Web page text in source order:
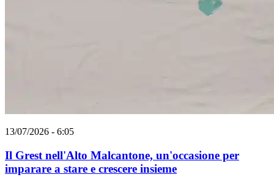
13/07/2026 - 6:05
Il Grest nell'Alto Malcantone, un'occasione per
imparare a stare e crescere insieme